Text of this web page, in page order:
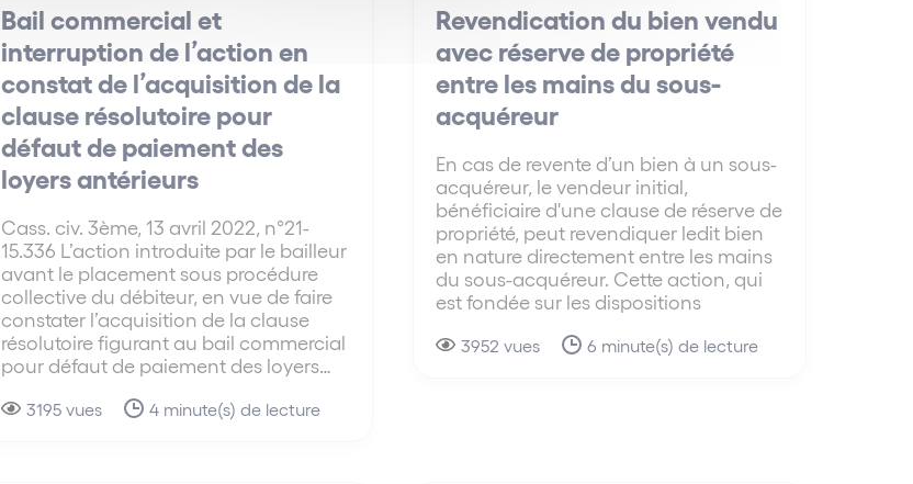
Bail commercial et
interruption de l’action en
constat de l’acquisition de la
clause résolutoire pour
défaut de paiement des
loyers antérieurs
Cass. civ. 3ème, 13 avril 2022, n°21-
15.336 L’action introduite par le bailleur
avant le placement sous procédure
collective du débiteur, en vue de faire
constater l’acquisition de la clause
résolutoire figurant au bail commercial
pour défaut de paiement des loyers…
3195 vues 4 minute(s) de lecture
Revendication du bien vendu
avec réserve de propriété
entre les mains du sous-
acquéreur
En cas de revente d’un bien à un sous-
acquéreur, le vendeur initial,
bénéficiaire d'une clause de réserve de
propriété, peut revendiquer ledit bien
en nature directement entre les mains
du sous-acquéreur. Cette action, qui
est fondée sur les dispositions
3952 vues 6 minute(s) de lecture